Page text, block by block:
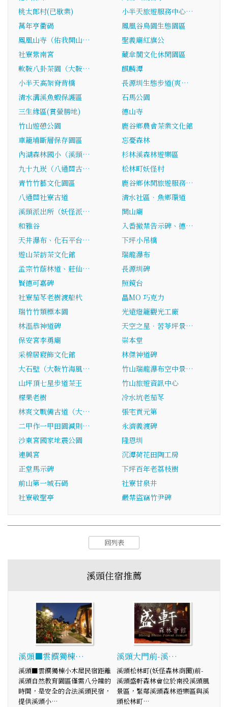
桃太郎村(已歇業)
小半天旅遊服務中心…
萬年亨衢碣
鳳凰谷鳥園生態園區
鳳凰山寺（佑我開山…
聖義廟紅旗公
社寮紫南宮
藏傘閣文化休閒園區
軟鞍八卦茶園（大鞍…
麒麟潭
小半天高架脊背橋
長源圳生態步道(爽…
清水溝溪魚蝦保護區
石馬公園
三生緣區(賞螢勝地)
德山寺
竹山遊憩公園
鹿谷鄉農會茶業文化館
車籠埔斷層保存園區
忘憂森林
內湖森林國小（溪頭…
杉林溪森林遊樂區
九十九崁（八通關古…
松林町妖怪村
青竹竹藝文化園區
鹿谷鄉休閒旅遊服務…
八通關社寮古道
清水社區．魚鄉環道
溪頭派出所（妖怪派…
開山廟
和雅谷
入番撤禁告示碑、德…
天井瀑布、化石平台…
下坪小吊橋
遊山茶訪茶文化館
瑞龍瀑布
孟宗竹蔭林道、莊仙…
長源圳碑
賢德可嘉碑
照鏡台
社寮茄苳老樹渡船杙
瞐MO 巧克力
瑞竹竹類標本園
光遠燈籠觀光工廠
林溫恭神道碑
天空之星．苦苓坪景…
保安宮李勇廟
崇本堂
采棉居寢飾文化館
林傑神道碑
大石壁（大鞍竹海風…
竹山瑞龍瀑布空中景…
山坪頂七星步道茶王
竹山旅遊資訊中心
檬果老樹
冷水坑老茄苳
林爽文戰備古道（大…
張宅貢元第
二甲作一甲田園減則…
永濟義渡碑
沙東宮國家地震公園
隆恩圳
連興宮
沉潭荷花田陶工房
正堂馬示碑
下坪百年老荔枝樹
前山第一城石碣
社寮甘泉井
社寮敬聖亭
嚴禁盜竊竹尹碑
回列表
溪頭住宿推薦
溪頭■雲饌獨棟…
溪頭■雲饌獨棟小木屋民宿距離
溪頭自然教育園區僅需八分鐘的
時間，是安全的合法溪頭民宿，
提供溪頭小…
溪頭大門前-溪…
溪頭松林町(妖怪森林商圈)前-
溪頭盛軒森林會位於南投溪頭風
景區，緊鄰溪頭森林遊樂區與溪
頭松林町…